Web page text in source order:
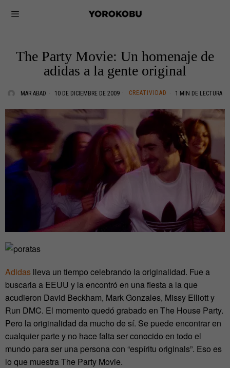
The Party Movie: Un homenaje de
adidas a la gente original
MAR ABAD 10 DE DICIEMBRE DE 2009 CREATIVIDAD 1 MIN DE LECTURA
Adidas lleva un tiempo celebrando la originalidad. Fue a
buscarla a EEUU y la encontró en una fiesta a la que
acudieron David Beckham, Mark Gonzales, Missy Elliott y
Run DMC. El momento quedó grabado en The House Party.
Pero la originalidad da mucho de sí. Se puede encontrar en
cualquier parte y no hace falta ser conocido en todo el
mundo para ser una persona con “espíritu originals”. Eso es
lo que muestra The Party Movie.